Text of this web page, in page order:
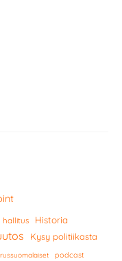
hallitus Historia
Kysy politiikasta
podcast